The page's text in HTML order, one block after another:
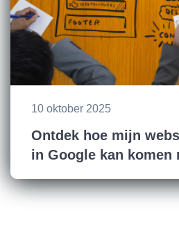
10 oktober 2025
Ontdek hoe mijn
in Google kan komen